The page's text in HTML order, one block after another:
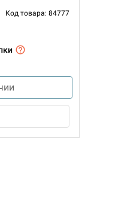
Код товара: 84777